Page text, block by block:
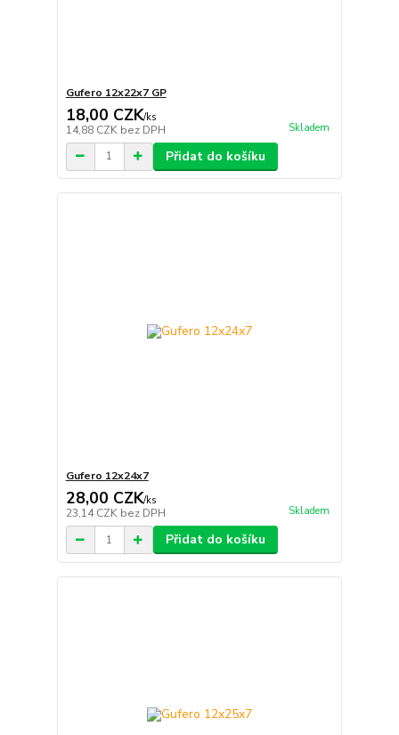
Gufero 12x22x7 GP
18,00 CZK/ks
14,88 CZK bez DPH Skladem
Přidat do košíku
Gufero 12x24x7
28,00 CZK/ks
23,14 CZK bez DPH Skladem
Přidat do košíku